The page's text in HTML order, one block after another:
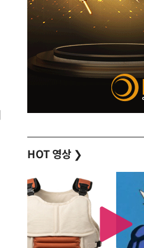
HOT 영상 ❯